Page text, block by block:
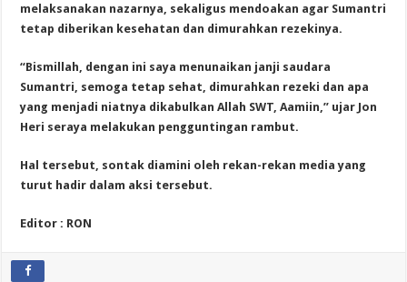
melaksanakan nazarnya, sekaligus mendoakan agar Sumantri
tetap diberikan kesehatan dan dimurahkan rezekinya.
“Bismillah, dengan ini saya menunaikan janji saudara
Sumantri, semoga tetap sehat, dimurahkan rezeki dan apa
yang menjadi niatnya dikabulkan Allah SWT, Aamiin,” ujar Jon
Heri seraya melakukan pengguntingan rambut.
Hal tersebut, sontak diamini oleh rekan-rekan media yang
turut hadir dalam aksi tersebut.
Editor : RON